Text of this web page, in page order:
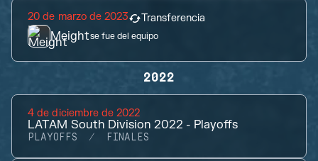
20 de marzo de 2023 Transferencia
Meightse fue del equipo
2022
4 de diciembre de 2022
LATAM South Division 2022 - Playoffs
PLAYOFFS FINALES